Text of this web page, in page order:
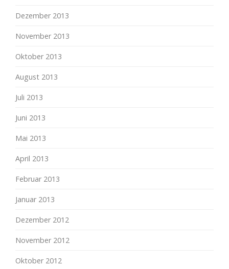
Dezember 2013
November 2013
Oktober 2013
August 2013
Juli 2013
Juni 2013
Mai 2013
April 2013
Februar 2013
Januar 2013
Dezember 2012
November 2012
Oktober 2012